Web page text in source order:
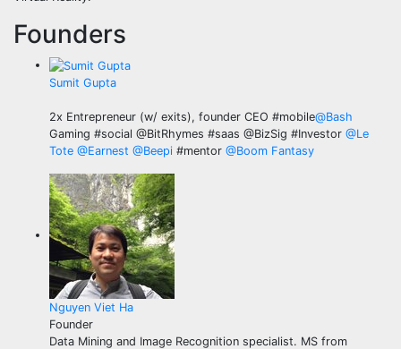
Founders
Sumit Gupta
2x Entrepreneur (w/ exits), founder CEO #mobile@Bash
Gaming #social @BitRhymes #saas @BizSig #Investor @Le
Tote @Earnest @Beepi #mentor @Boom Fantasy
Nguyen Viet Ha
Founder
Data Mining and Image Recognition specialist. MS from